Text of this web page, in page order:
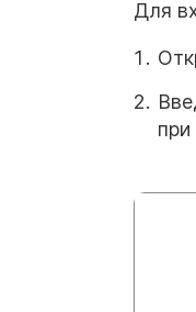
Для
при